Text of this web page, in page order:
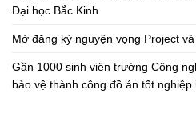
Đại học Bắc Kinh
Mở đăng ký nguyện vọng Project
Gần 1000 sinh viên trường Công
bảo vệ thành công đồ án tốt nghiệp